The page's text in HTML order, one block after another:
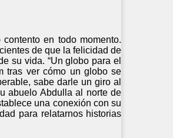
en todo momento.
de que la felicidad de
su vida. “Un globo para el
tras ver cómo un globo se
sabe darle un giro al
abuelo Abdulla al norte de
una conexión con su
para relatarnos historias